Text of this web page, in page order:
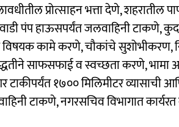
प्रोत्साहन भत्ता देणे, शहरातील
पंप हाऊसपर्यंत जलवाहिनी टाकणे,
विषयक कामे करणे, चौकांचे सुशोभीकरण,
पद्धतीने साफसफाई व स्वच्छता करणे,
टाकीपर्यंत १७०० मिलिमीटर
टाकणे, नगरसचिव विभागात